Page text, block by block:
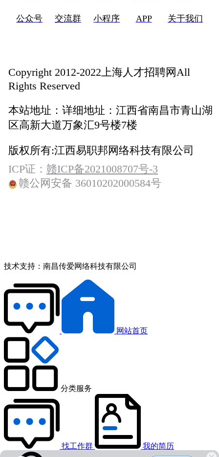
公众号 交流群 小程序 APP 关于我们
Copyright 2012-2022上海人才招聘网All
Rights Reserved
本站地址： 详细地址：江西省南昌市青山湖
区高新大道万象汇9号楼7楼
版权所有:江西易职邦网络科技有限公司
ICP证： 赣ICP备2021008707号-3
赣公网安备 36010202000584号
技术支持： 南昌传爱网络科技有限公司
网站首页
分类服务
找工作群 我的简历